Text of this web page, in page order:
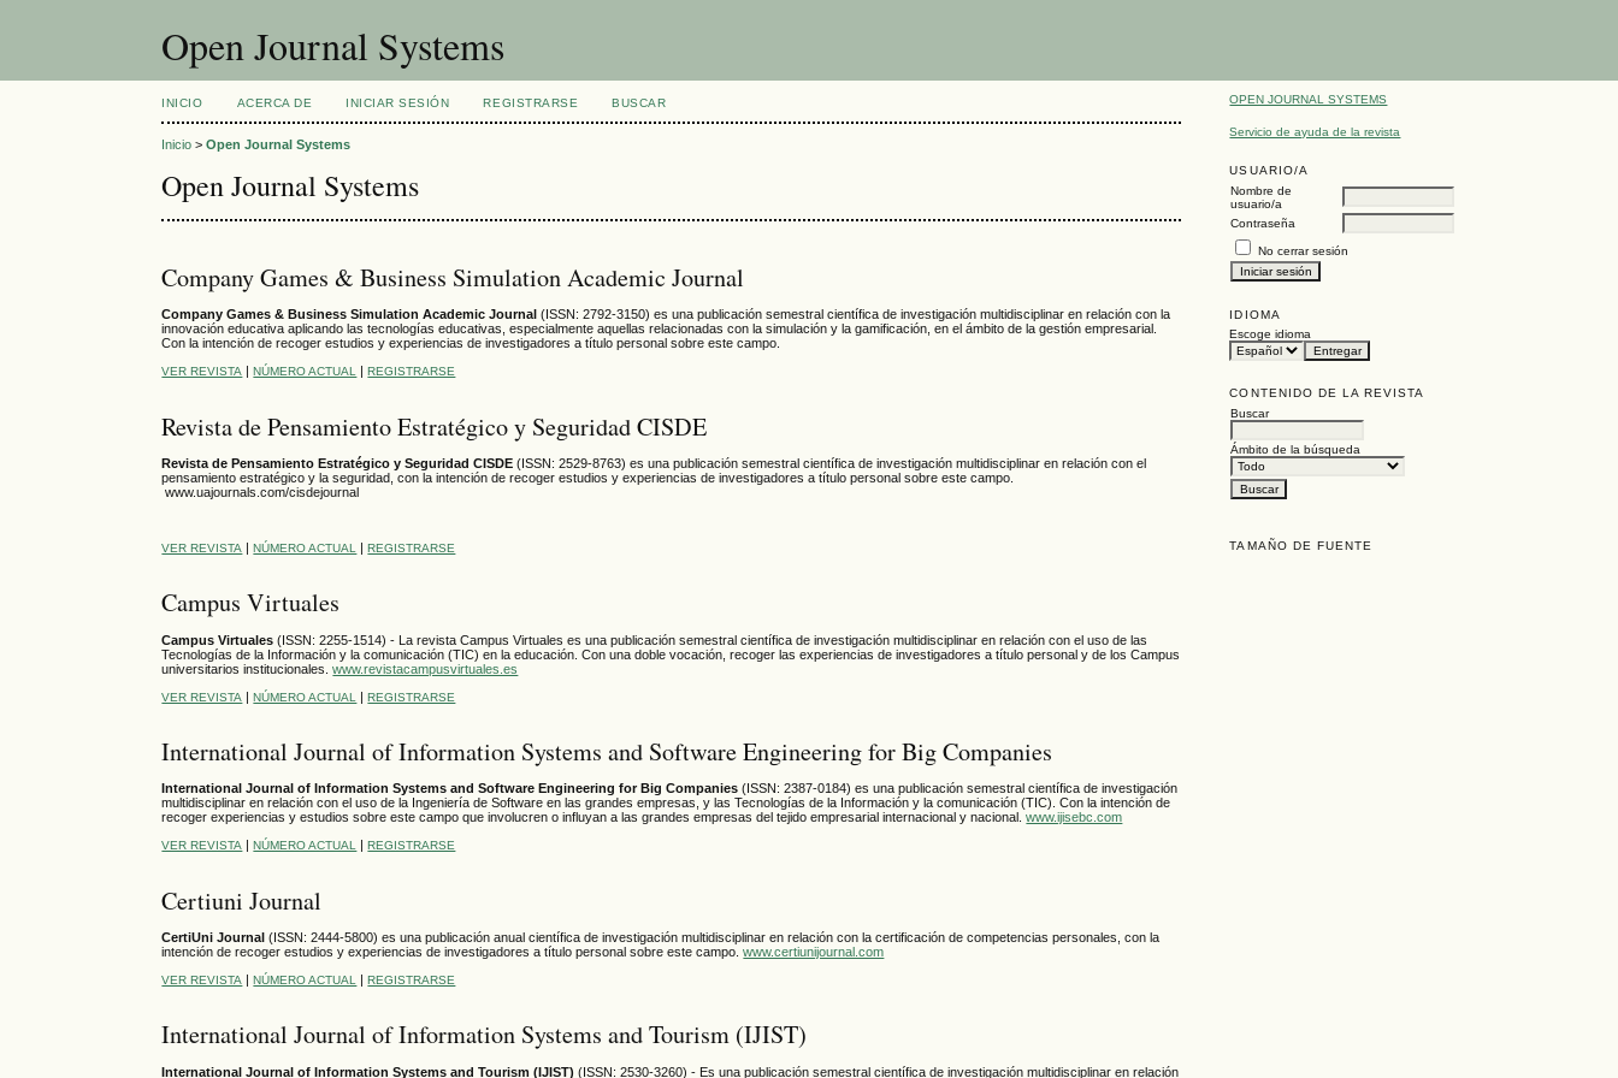
Open Journal Systems
OPEN JOURNAL SYSTEMS
Servicio de ayuda de la revista
USUARIO/A
Nombre de
usuario/a
Contraseña
No cerrar sesión
IDIOMA
Escoge idioma
CONTENIDO DE LA REVISTA
Buscar
Ámbito de la búsqueda
TAMAÑO DE FUENTE
INICIO ACERCA DE INICIAR SESIÓN REGISTRARSE BUSCAR
Inicio >Open Journal Systems
Open Journal Systems
Company Games & Business Simulation Academic Journal
Company Games & Business Simulation Academic Journal (ISSN:2792-3150) es una publicación semestral científica de investigación multidisciplinar en relación con la
innovación educativa aplicando las tecnologías educativas, especialmente aquellas relacionadas con la simulación y la gamificación, en el ámbito de la gestión empresarial.
Con la intención de recoger estudios y experiencias de investigadores a título personal sobre este campo
VER REVISTA |NÚMERO ACTUAL |REGISTRARSE
Revista de Pensamiento Estratégico y Seguridad CISDE
Revista de Pensamiento Estratégico y Seguridad CISDE (ISSN:2529-8763) es una publicación semestral científica de investigación multidisciplinar en relación con el
pensamiento estratégico y la seguridad, con la intención de recoger estudios y experiencias de investigadores a título personal sobre este campo.
www.uajournals.com/cisdejournal
VER REVISTA |NÚMERO ACTUAL |REGISTRARSE
Campus Virtuales
Campus Virtuales (ISSN: 2255-1514) - La revista Campus Virtuales es una publicación semestral científica de investigación multidisciplinar en relación con el uso de las
Tecnologías de la Información y la comunicación (TIC) en la educación. Con una doble vocación, recoger las experiencias de investigadores a título personal y de los Campus
universitarios institucionales.www.revistacampusvirtuales.es
VER REVISTA |NÚMERO ACTUAL |REGISTRARSE
International Journal of Information Systems and Software Engineering for Big Companies
International Journal of Information Systems and Software Engineering for Big Companies (ISSN: 2387-0184) es una publicación semestral científica de investigación
multidisciplinar en relación con el uso de la Ingeniería de Software en las grandes empresas, y las Tecnologías de la Información y la comunicación (TIC). Con la intención de
recoger experiencias y estudios sobre este campo que involucren o influyan a las grandes empresas del tejido empresarial internacional y nacional.www.ijisebc.com
VER REVISTA |NÚMERO ACTUAL |REGISTRARSE
Certiuni Journal
CertiUni Journal (ISSN:2444-5800) es una publicación anual científica de investigación multidisciplinar en relación con la certificación de competencias personales, con la
intención de recoger estudios y experiencias de investigadores a título personal sobre este campo.www.certiunijournal.com
VER REVISTA |NÚMERO ACTUAL |REGISTRARSE
International Journal of Information Systems and Tourism (IJIST)
International Journal of Information Systems and Tourism (IJIST) (ISSN:2530-3260) - Es una publicación semestral científica de investigación multidisciplinar en relación